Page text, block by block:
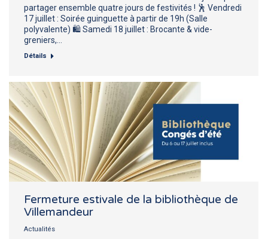
partager ensemble quatre jours de festivités ! 🕺 Vendredi
17 juillet : Soirée guinguette à partir de 19h (Salle
polyvalente) 🛍️ Samedi 18 juillet : Brocante & vide-
greniers,…
Détails
Fermeture estivale de la bibliothèque de
Villemandeur
Actualités